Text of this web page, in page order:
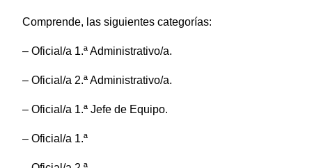
Comprende, las siguientes categorías:
– Oficial/a 1.ª Administrativo/a.
– Oficial/a 2.ª Administrativo/a.
– Oficial/a 1.ª Jefe de Equipo.
– Oficial/a 1.ª